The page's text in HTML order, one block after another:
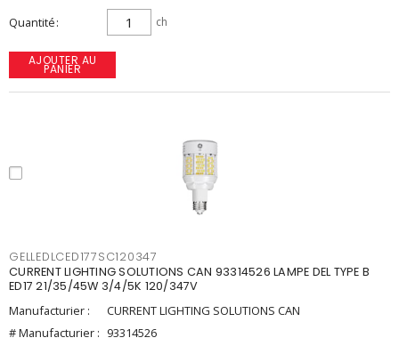
Quantité ch
AJOUTER AU
PANIER
GELLEDLCED177SC120347
CURRENT LIGHTING SOLUTIONS CAN 93314526 LAMPE DEL TYPE B
ED17 21/35/45W 3/4/5K 120/347V
Manufacturier :
CURRENT LIGHTING SOLUTIONS CAN
# Manufacturier : 93314526